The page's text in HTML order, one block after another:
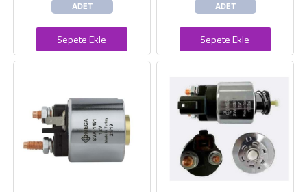
ADET
Sepete Ekle
ADET
Sepete Ekle